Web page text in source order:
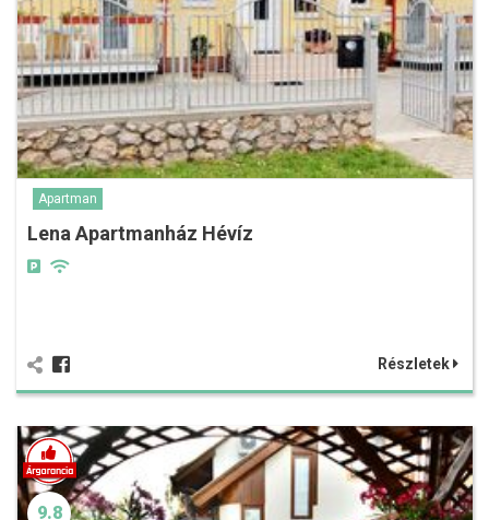
Apartman
Lena Apartmanház Hévíz
Részletek
9.8